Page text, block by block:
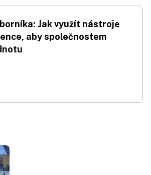
Jak využít nástroje
aby společnostem